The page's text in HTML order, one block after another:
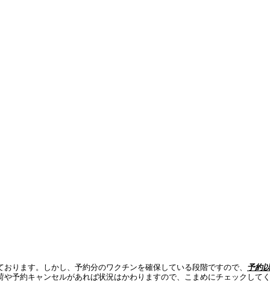
ります。しかし、予約分のワクチンを確保している段階ですので、 予約
や予約キャンセルがあれば状況はかわりますので、こまめにチェックしてく